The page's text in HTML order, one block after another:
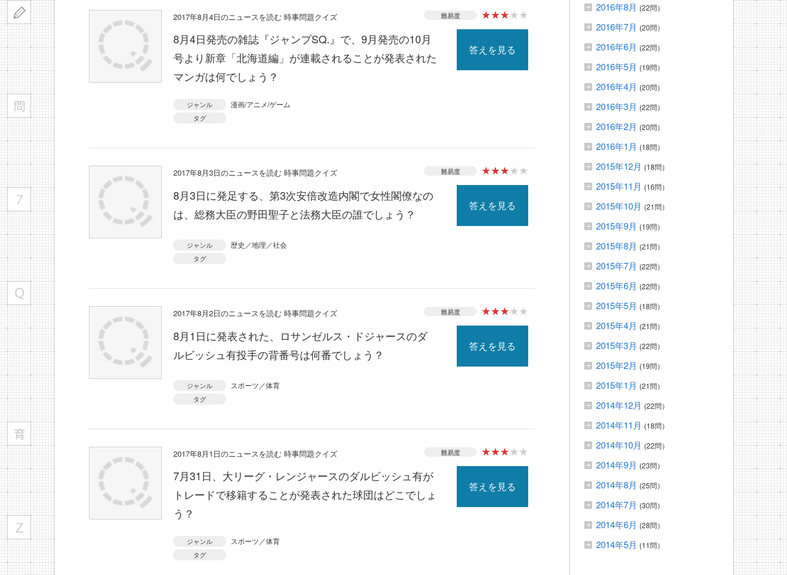
2017年8月4日のニュースを読む 時事問題クイズ 難易度 ★★★★★
8月4日発売の雑誌『ジャンプSQ.』で、9月発売の10月
号より新章「北海道編」が連載されることが発表された
マンガは何でしょう？
答えを見る
ジャンル 漫画/アニメ/ゲーム
タグ
2017年8月3日のニュースを読む 時事問題クイズ 難易度 ★★★★★
8月3日に発足する、第3次安倍改造内閣で女性閣僚なの
は、総務大臣の野田聖子と法務大臣の誰でしょう？
答えを見る
ジャンル 歴史／地理／社会
タグ
2017年8月2日のニュースを読む 時事問題クイズ 難易度 ★★★★★
8月1日に発表された、ロサンゼルス・ドジャースのダ
ルビッシュ有投手の背番号は何番でしょう？
答えを見る
ジャンル スポーツ／体育
タグ
2017年8月1日のニュースを読む 時事問題クイズ 難易度 ★★★★★
7月31日、大リーグ・レンジャースのダルビッシュ有が
トレードで移籍することが発表された球団はどこでしょ
う？
答えを見る
ジャンル スポーツ／体育
タグ
2016年8月 (22問）
2016年7月 (20問）
2016年6月 (22問）
2016年5月 (19問）
2016年4月 (20問）
2016年3月 (22問）
2016年2月 (20問）
2016年1月 (18問）
2015年12月 (18問）
2015年11月 (16問）
2015年10月 (21問）
2015年9月 (19問）
2015年8月 (21問）
2015年7月 (22問）
2015年6月 (22問）
2015年5月 (18問）
2015年4月 (21問）
2015年3月 (22問）
2015年2月 (19問）
2015年1月 (21問）
2014年12月 (22問）
2014年11月 (18問）
2014年10月 (22問）
2014年9月 (23問）
2014年8月 (25問）
2014年7月 (30問）
2014年6月 (28問）
2014年5月 (11問）